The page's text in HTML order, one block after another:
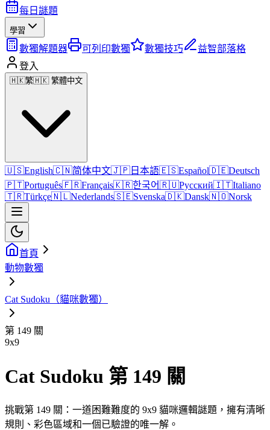
每日謎題
學習
數獨解題器 可列印數獨 數獨技巧
益智部落格
登入
🇭🇰繁🇭🇰 繁體中文
🇺🇸English🇨🇳简体中文🇯🇵 日本語🇪🇸Español🇩🇪Deutsch
🇵🇹Português🇫🇷Français🇰🇷한국어🇷🇺Русский🇮🇹Italiano
🇹🇷Türkçe🇳🇱Nederlands🇸🇪Svenska🇩🇰Dansk🇳🇴Norsk
首頁
動物數獨
Cat Sudoku（貓咪數獨）
第 149 關
9x9
Cat Sudoku 第 149 關
挑戰第 149 關：一道困難難度的 9x9 貓咪邏輯謎題，擁有清晰
規則、彩色區域和一個已驗證的唯一解。